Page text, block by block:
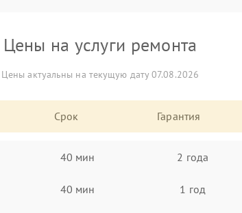
Цены на услуги ремонта
Цены актуальны на текущую дату 07.08.2026
Срок Гарантия
40 мин 2 года
40 мин 1 год